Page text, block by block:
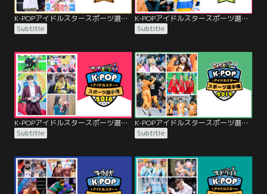
K-POPアイドルスタースポーツ選手権2019 秋夕
Subtitle
K-POPアイドルスタースポーツ選手権2018 秋夕
Subtitle
K-POPアイドルスタースポーツ選手権2018
Subtitle
K-POPアイドルスタースポーツ選手権2019
Subtitle